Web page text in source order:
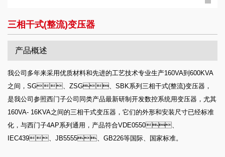
三相干式(整流)变压器
产品概述
我公司多年来采用优质材料和先进的工艺技术专业生产160VA到600KVA
之间，SG、ZSG、SBK系列三相干式(整流)变压器，
是我公司参照西门子公司同类产品最新研制开发数控系统用变压器，尤其
160VA- 16KVA之间的三相干式变压器，它们的外形和安装尺寸已经标准
化，与西门子4AP系列通用，产品符合VDE0550、
IEC439、JB5555、GB226等国际、国家标准。